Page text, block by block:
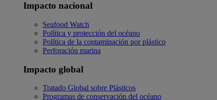
Impacto nacional
Seafood Watch
Política y protección del océano
Política de la contaminación por plástico
Perforación marina
Impacto global
Tratado Global sobre Plásticos
Programas de conservación del océano